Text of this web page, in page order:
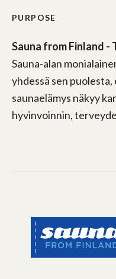
PURPOSE
Sauna from Finland -
Sauna-alan
yhdessä sen
saunaelämys näkyy
hyvinvoinnin,